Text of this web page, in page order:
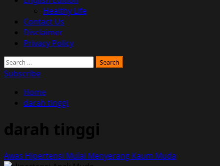
Healthy Life
Contact Us
Disclaimer
Privacy Policy
Search
for:
Subscribe
Home
darah tinggi
darah tinggi
Awas Hipertensi Mulai Menyerang Kaum Muda